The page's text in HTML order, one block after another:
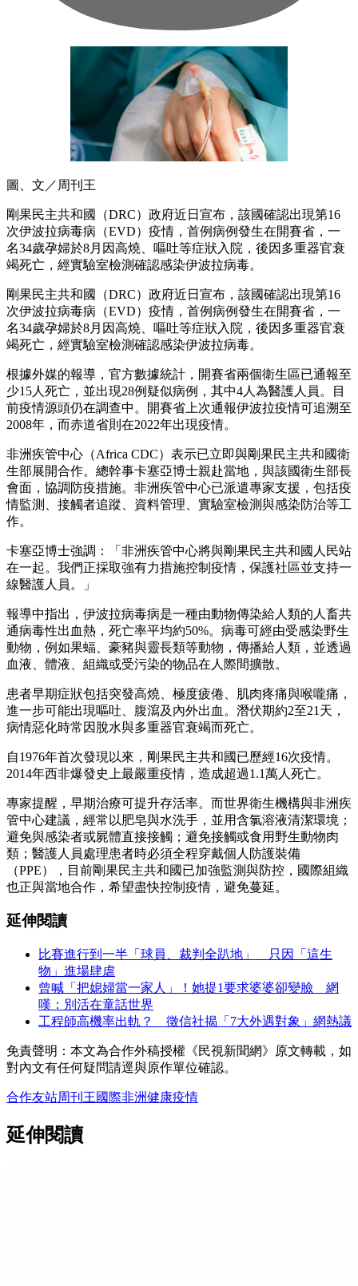
圖、文／周刊王
剛果民主共和國（DRC）政府近日宣布，該國確認出現第16
次伊波拉病毒病（EVD）疫情，首例病例發生在開賽省，一
名34歲孕婦於8月因高燒、嘔吐等症狀入院，後因多重器官衰
竭死亡，經實驗室檢測確認感染伊波拉病毒。
剛果民主共和國（DRC）政府近日宣布，該國確認出現第16
次伊波拉病毒病（EVD）疫情，首例病例發生在開賽省，一
名34歲孕婦於8月因高燒、嘔吐等症狀入院，後因多重器官衰
竭死亡，經實驗室檢測確認感染伊波拉病毒。
根據外媒的報導，官方數據統計，開賽省兩個衛生區已通報至
少15人死亡，並出現28例疑似病例，其中4人為醫護人員。目
前疫情源頭仍在調查中。開賽省上次通報伊波拉疫情可追溯至
2008年，而赤道省則在2022年出現疫情。
非洲疾管中心（Africa CDC）表示已立即與剛果民主共和國衛
生部展開合作。總幹事卡塞亞博士親赴當地，與該國衛生部長
會面，協調防疫措施。非洲疾管中心已派遣專家支援，包括疫
情監測、接觸者追蹤、資料管理、實驗室檢測與感染防治等工
作。
卡塞亞博士強調：「非洲疾管中心將與剛果民主共和國人民站
在一起。我們正採取強有力措施控制疫情，保護社區並支持一
線醫護人員。」
報導中指出，伊波拉病毒病是一種由動物傳染給人類的人畜共
通病毒性出血熱，死亡率平均約50%。病毒可經由受感染野生
動物，例如果蝠、豪豬與靈長類等動物，傳播給人類，並透過
血液、體液、組織或受污染的物品在人際間擴散。
患者早期症狀包括突發高燒、極度疲倦、肌肉疼痛與喉嚨痛，
進一步可能出現嘔吐、腹瀉及內外出血。潛伏期約2至21天，
病情惡化時常因脫水與多重器官衰竭而死亡。
自1976年首次發現以來，剛果民主共和國已歷經16次疫情。
2014年西非爆發史上最嚴重疫情，造成超過1.1萬人死亡。
專家提醒，早期治療可提升存活率。而世界衛生機構與非洲疾
管中心建議，經常以肥皂與水洗手，並用含氯溶液清潔環境；
避免與感染者或屍體直接接觸；避免接觸或食用野生動物肉
類；醫護人員處理患者時必須全程穿戴個人防護裝備
（PPE），目前剛果民主共和國已加強監測與防控，國際組織
也正與當地合作，希望盡快控制疫情，避免蔓延。
延伸閱讀
比賽進行到一半「球員、裁判全趴地」 只因「這生
物」進場肆虐
曾喊「把媳婦當一家人」！她提1要求婆婆卻變臉 網
嘆：別活在童話世界
工程師高機率出軌？ 徵信社揭「7大外遇對象」網熱議
免責聲明：本文為合作外稿授權《民視新聞網》原文轉載，如
對內文有任何疑問請逕與原作單位確認。
合作友站周刊王國際非洲健康疫情
延伸閱讀